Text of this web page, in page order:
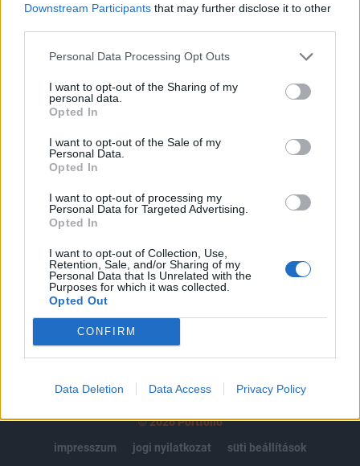
Downstream Participants that may further disclose it to other
Personal Data Processing Opt Outs
I want to opt-out of the Sharing of my
personal data.
Opted In
I want to opt-out of the Sale of my
Personal Data.
Opted In
I want to opt-out of processing my
Personal Data for Targeted Advertising.
Opted In
I want to opt-out of Collection, Use,
Retention, Sale, and/or Sharing of my
Personal Data that Is Unrelated with the
Purposes for which it was collected.
Opted Out
CONFIRM
Data Deletion Data Access Privacy Policy
A keresett cikk a portfolio.hu hírarchívumához
tartozik, melynek olvasása előfizetéses
regisztrációhoz kötött.
Az előfizetés a következőket tartalmazza:
Portfolio.hu teljes cikkarchívum
Kötéslisták: BÉT elmúlt 2 év napon belüli
kötéslistái
MÁR ELŐFIZETŐNK VAGY? BEJELENTKEZÉS
© 2026 Portfolio
impresszum
jogi nyilatkozat süti beállítások